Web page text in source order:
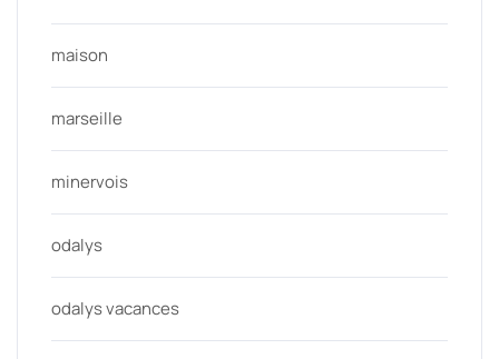
maison
marseille
minervois
odalys
odalys vacances